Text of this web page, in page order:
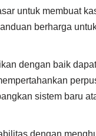
untuk membuat
berharga
dengan baik
sistem baru
dengan